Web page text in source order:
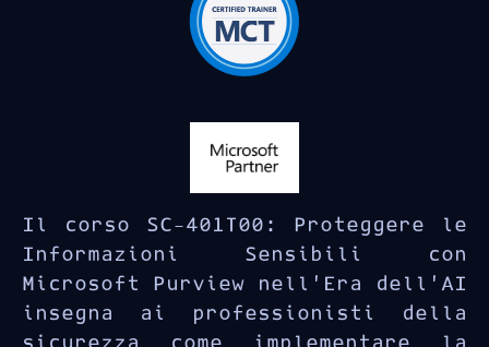
Il corso SC-401T00: Proteggere le
Informazioni Sensibili con
Microsoft Purview nell’Era dell’AI
insegna ai professionisti della